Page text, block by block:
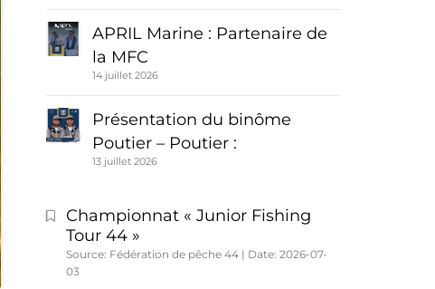
APRIL Marine : Partenaire de
la MFC
14 juillet 2026
Présentation du binôme
Poutier – Poutier :
13 juillet 2026
Championnat « Junior Fishing
Tour 44 »
Source: Fédération de pêche 44
Date: 2026-07-
03